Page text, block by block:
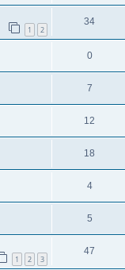
1 2
34
0
7
12
18
4
5
1 2 3
47